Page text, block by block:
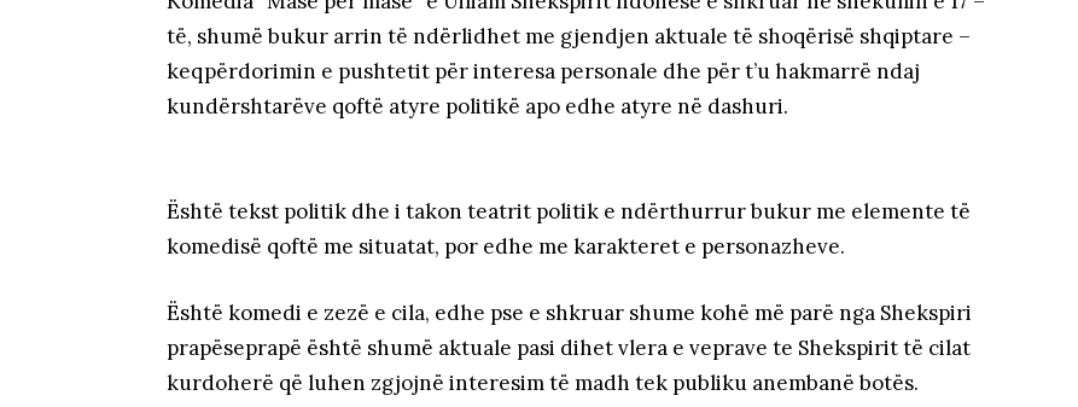
të, shumë bukur arrin të ndërlidhet me gjendjen aktuale të shoqërisë shqiptare –
keqpërdorimin e pushtetit për interesa personale dhe për t’u hakmarrë ndaj
kundërshtarëve qoftë atyre politikë apo edhe atyre në dashuri.
Është tekst politik dhe i takon teatrit politik e ndërthurrur bukur me elemente të
komedisë qoftë me situatat, por edhe me karakteret e personazheve.
Është komedi e zezë e cila, edhe pse e shkruar shume kohë më parë nga Shekspiri
prapëseprapë është shumë aktuale pasi dihet vlera e veprave te Shekspirit të cilat
kurdoherë që luhen zgjojnë interesim të madh tek publiku anembanë botës.